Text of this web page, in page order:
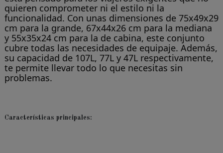
quieren comprometer ni el estilo ni la
funcionalidad. Con unas dimensiones de 75x49x29
cm para la grande, 67x44x26 cm para la mediana
y 55x35x24 cm para la de cabina, este conjunto
cubre todas las necesidades de equipaje. Además,
su capacidad de 107L, 77L y 47L respectivamente,
te permite llevar todo lo que necesitas sin
problemas.
Características principales: